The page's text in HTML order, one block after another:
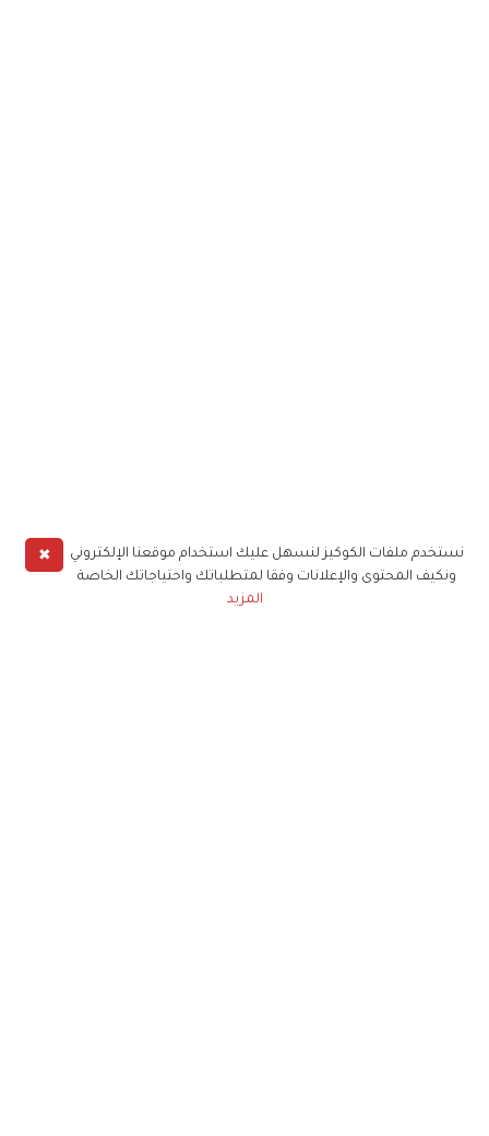
✖
نستخدم ملفات الكوكيز لنسهل عليك استخدام موقعنا الإلكتروني
ونكيف المحتوى والإعلانات وفقا لمتطلباتك واحتياجاتك الخاصة
المزيد